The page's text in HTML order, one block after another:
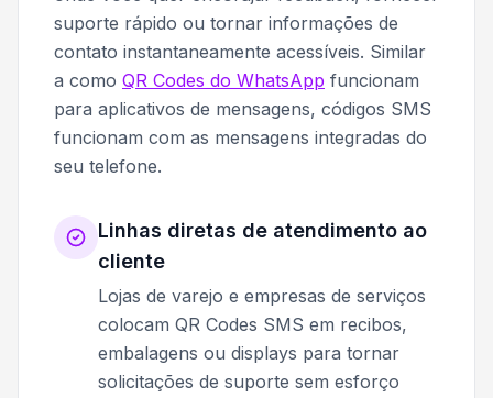
suporte rápido ou tornar informações de
contato instantaneamente acessíveis. Similar
a como QR Codes do WhatsApp funcionam
para aplicativos de mensagens, códigos SMS
funcionam com as mensagens integradas do
seu telefone.
Linhas diretas de atendimento ao
cliente
Lojas de varejo e empresas de serviços
colocam QR Codes SMS em recibos,
embalagens ou displays para tornar
solicitações de suporte sem esforço